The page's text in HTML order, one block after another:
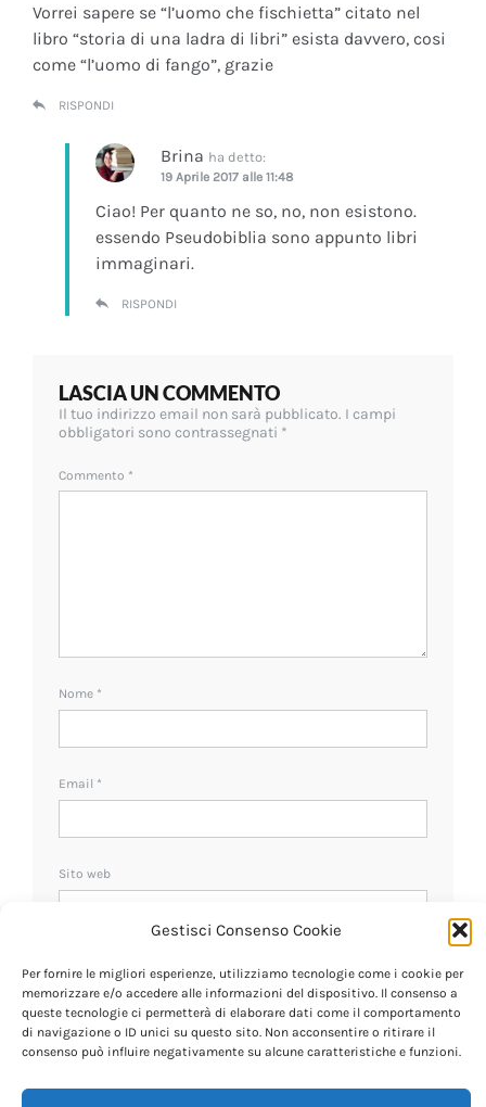
Gestisci Consenso Cookie
Per fornire le migliori esperienze, utilizziamo tecnologie come i cookie per
memorizzare e/o accedere alle informazioni del dispositivo. Il consenso a
queste tecnologie ci permetterà di elaborare dati come il comportamento
di navigazione o ID unici su questo sito. Non acconsentire o ritirare il
consenso può influire negativamente su alcune caratteristiche e funzioni.
Vorrei sapere se “l’uomo che fischietta” citato nel
libro “storia di una ladra di libri” esista davvero, cosi
come “l’uomo di fango”, grazie
RISPONDI
Brina ha detto:
19 Aprile 2017 alle 11:48
Ciao! Per quanto ne so, no, non esistono.
essendo Pseudobiblia sono appunto libri
immaginari.
RISPONDI
LASCIA UN COMMENTO
Il tuo indirizzo email non sarà pubblicato. I campi
obbligatori sono contrassegnati *
Commento *
Nome *
Email *
Sito web